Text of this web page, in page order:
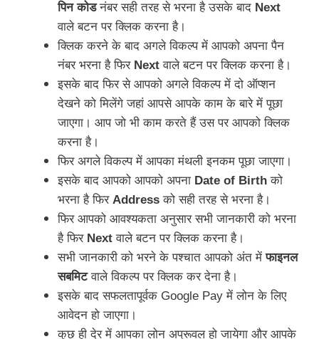
पिन कोडनंबर सही तरह से भरना है उसके बाद Next
वाले बटन पर क्लिक करना है।
क्लिक करने के बाद अगले विकल्प में आपको अपना पैन
नंबर भरना है फिर Nextवाले बटन पर क्लिक करना है।
इसके बाद फिर से आपको अगले विकल्प में दो ऑप्शन
देखने को मिलेंगे जहां आपसे आपके काम के बारे में पूछा
जाएगा। आप जो भी काम करते हैं उस पर आपको क्लिक
करना है।
फिर अगले विकल्प में आपका मंथली इनकम पूछा जाएगा।
इसके बाद आपको आपको अपना Date of Birth को
भरना है फिर Addressको सही तरह से भरना है।
फिर आपको आवश्यकता अनुसार सभी जानकारी को भरना
है फिर Nextवाले बटन पर क्लिक करना है।
सभी जानकारी को भरने के पश्चात आपको अंत मेंफाइनल
सबमिटवाले विकल्प पर क्लिक कर देना है।
इसके बाद सफलतापूर्वक Google Pay में लोन के लिए
आवेदन हो जाएगा।
कुछ ही देर में आपका लोन अप्रूवल हो जायेगा और आपके